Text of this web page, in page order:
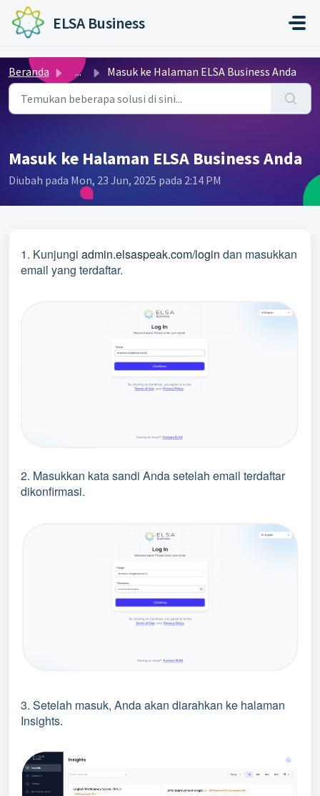
Lewatkan ke konten utama
ELSA Business
Beranda ... Masuk ke Halaman ELSA Business Anda
Masuk ke Halaman ELSA Business Anda
Diubah pada Mon, 23 Jun, 2025 pada 2:14 PM
1. Kunjungi admin.elsaspeak.com/login dan masukkan
email yang terdaftar.
2. Masukkan kata sandi Anda setelah email terdaftar
dikonfirmasi.
3. Setelah masuk, Anda akan diarahkan ke halaman
Insights.